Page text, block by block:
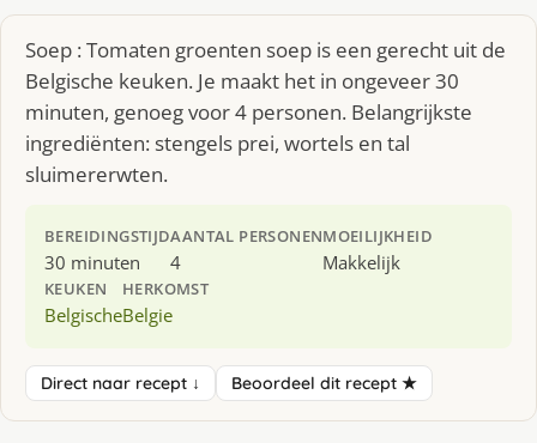
Soep : Tomaten groenten soep is een gerecht uit de
Belgische keuken. Je maakt het in ongeveer 30
minuten, genoeg voor 4 personen. Belangrijkste
ingrediënten: stengels prei, wortels en tal
sluimererwten.
BEREIDINGSTIJD
30 minuten
AANTAL PERSONEN
4
MOEILIJKHEID
Makkelijk
KEUKEN
Belgische
HERKOMST
Belgie
Direct naar recept ↓ Beoordeel dit recept ★